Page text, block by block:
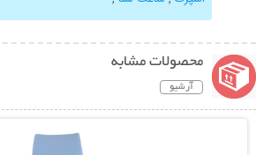
محصولات مشابه
آرشیو